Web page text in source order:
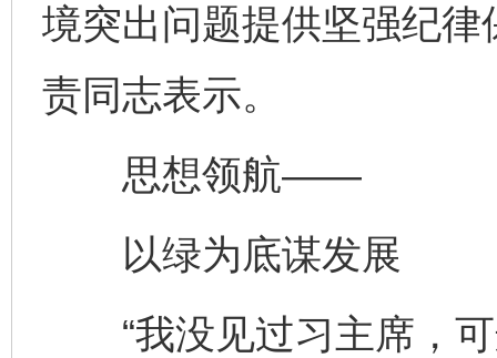
境突出问题提供坚强纪律
责同志表示。
思想领航——
以绿为底谋发展
“我没见过习主席，可